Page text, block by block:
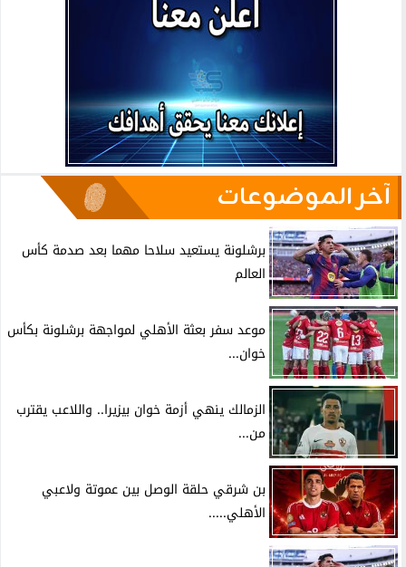
آخر الموضوعات
برشلونة يستعيد سلاحا مهما بعد صدمة كأس
العالم
موعد سفر بعثة الأهلي لمواجهة برشلونة بكأس
خوان...
الزمالك ينهي أزمة خوان بيزيرا.. واللاعب يقترب
من...
بن شرقي حلقة الوصل بين عموتة ولاعبي
الأهلي.....